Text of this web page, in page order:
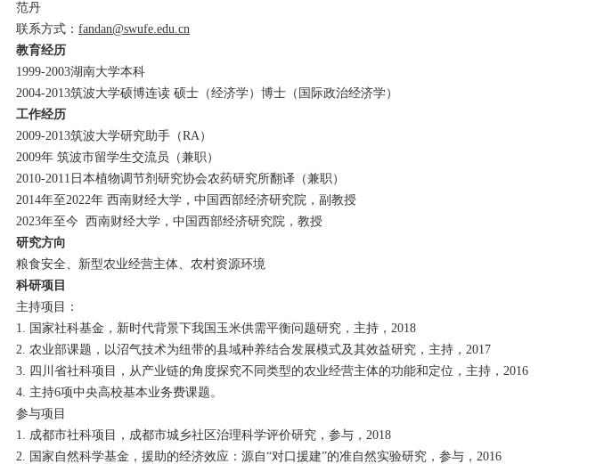
范丹
联系方式： fandan@swufe.edu.cn
教育经历
1999-2003湖南大学本科
2004-2013筑波大学硕博连读 硕士（经济学）博士（国际政治经济学）
工作经历
2009-2013筑波大学研究助手（RA）
2009年 筑波市留学生交流员（兼职）
2010-2011日本植物调节剂研究协会农药研究所翻译（兼职）
2014年至2022年 西南财经大学，中国西部经济研究院，副教授
2023年至今 西南财经大学，中国西部经济研究院，教授
研究方向
粮食安全、新型农业经营主体、农村资源环境
科研项目
主持项目：
1. 国家社科基金，新时代背景下我国玉米供需平衡问题研究，主持，2018
2. 农业部课题，以沼气技术为纽带的县域种养结合发展模式及其效益研究，主持，2017
3. 四川省社科项目，从产业链的角度探究不同类型的农业经营主体的功能和定位，主持，2016
4. 主持6项中央高校基本业务费课题。
参与项目
1. 成都市社科项目，成都市城乡社区治理科学评价研究，参与，2018
2. 国家自然科学基金，援助的经济效应：源自“对口援建”的准自然实验研究，参与，2016